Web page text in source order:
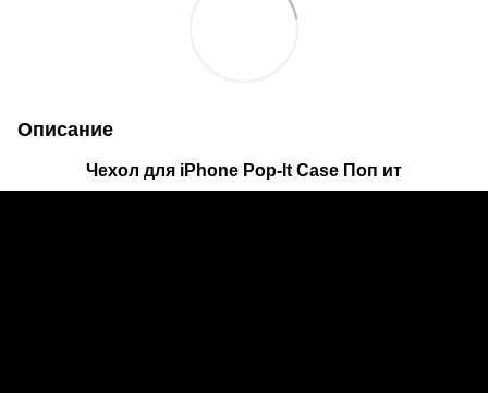
Описание
Чехол для iPhone Pop-It Case Поп ит